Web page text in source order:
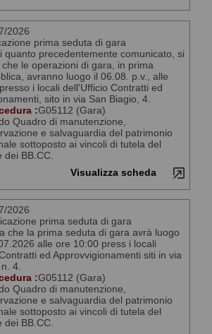
2026
prima seduta di gara
quanto precedentemente comunicato, si
le operazioni di gara, in prima
avranno luogo il 06.08. p.v., alle
i locali dell'Ufficio Contratti ed
sito in via San Biagio, 4.
:G05112 (Gara)
Quadro di manutenzione,
e salvaguardia del patrimonio
sottoposto ai vincoli di tutela del
dei BB.CC.
Visualizza scheda
2026
prima seduta di gara
che la prima seduta di gara avrà luogo
alle ore 10:00 press i locali
ed Approvvigionamenti siti in via
4.
:G05112 (Gara)
Quadro di manutenzione,
e salvaguardia del patrimonio
sottoposto ai vincoli di tutela del
dei BB.CC.